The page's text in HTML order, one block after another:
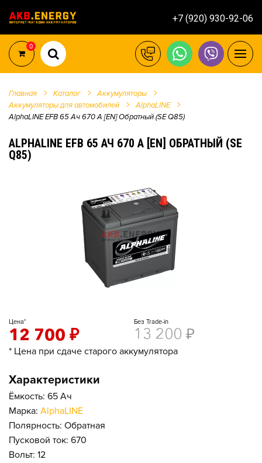
+7 (920) 930-92-06
0
Главная Каталог
Аккумуляторы
Аккумуляторы для автомобилей
AlphaLINE
AlphaLINE EFB 65 Ач 670 А [EN] Обратный (SE Q85)
ALPHALINE EFB 65 АЧ 670 А [EN] ОБРАТНЫЙ (SE
Q85)
Цена*
12 700 ₽
Без Trade-in
13 200 ₽
* Цена при сдаче старого аккумулятора
Характеристики
Ёмкость: 65 Ач
Марка: AlphaLINE
Полярность: Обратная
Пусковой ток: 670
Вольт: 12